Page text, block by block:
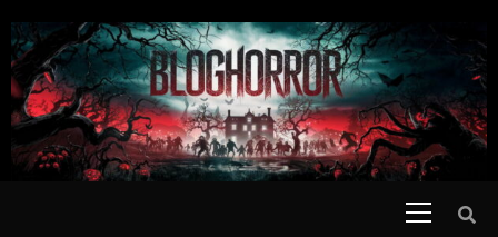
TO
CONTENT